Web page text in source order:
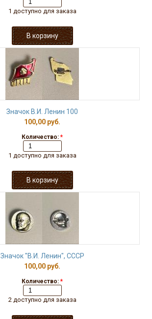
1 доступно для заказа
Значок В.И. Ленин 100
100,00 руб.
Количество: *
1 доступно для заказа
Значок "В.И. Ленин", СССР
100,00 руб.
Количество: *
2 доступно для заказа